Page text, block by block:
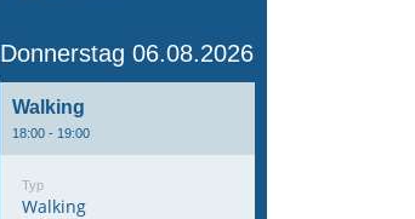
Donnerstag 06.08.2026
Walking
18:00 - 19:00
Typ
Walking